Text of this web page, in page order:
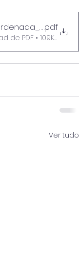
.pdf
de PDF • 109KB
Ver tudo